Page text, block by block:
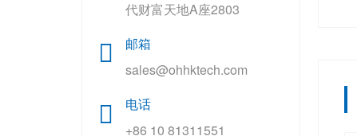
代财富天地A座2803
邮箱
sales@ohhktech.com
电话
+86 10 81311551